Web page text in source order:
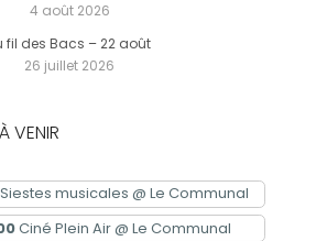
4 août 2026
fil des Bacs – 22 août
26 juillet 2026
VENIR
Siestes musicales @ Le Communal
Ciné Plein Air @ Le Communal